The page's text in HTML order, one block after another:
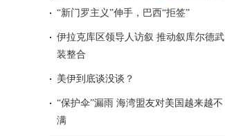
“新门罗主义”伸手，巴西“拒签”
伊拉克库区领导人访叙 推动叙库尔德武
装整合
美伊到底谈没谈？
“保护伞”漏雨 海湾盟友对美国越来越不
满